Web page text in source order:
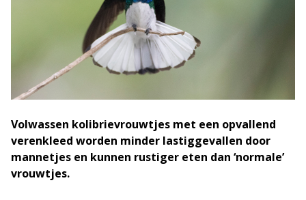
Volwassen kolibrievrouwtjes met een opvallend
verenkleed worden minder lastiggevallen door
mannetjes en kunnen rustiger eten dan ‘normale’
vrouwtjes.